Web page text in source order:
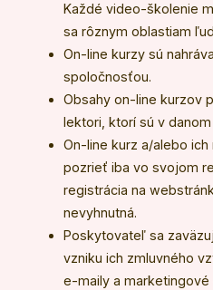
Každé video-školenie
sa rôznym oblastiam
On-line kurzy sú
spoločnosťou.
Obsahy on-line kurzov
lektori, ktorí sú v
On-line kurz a/alebo
pozrieť iba vo svojom
registrácia na
nevyhnutná.
Poskytovateľ sa
vzniku ich zmluvného
e-maily a